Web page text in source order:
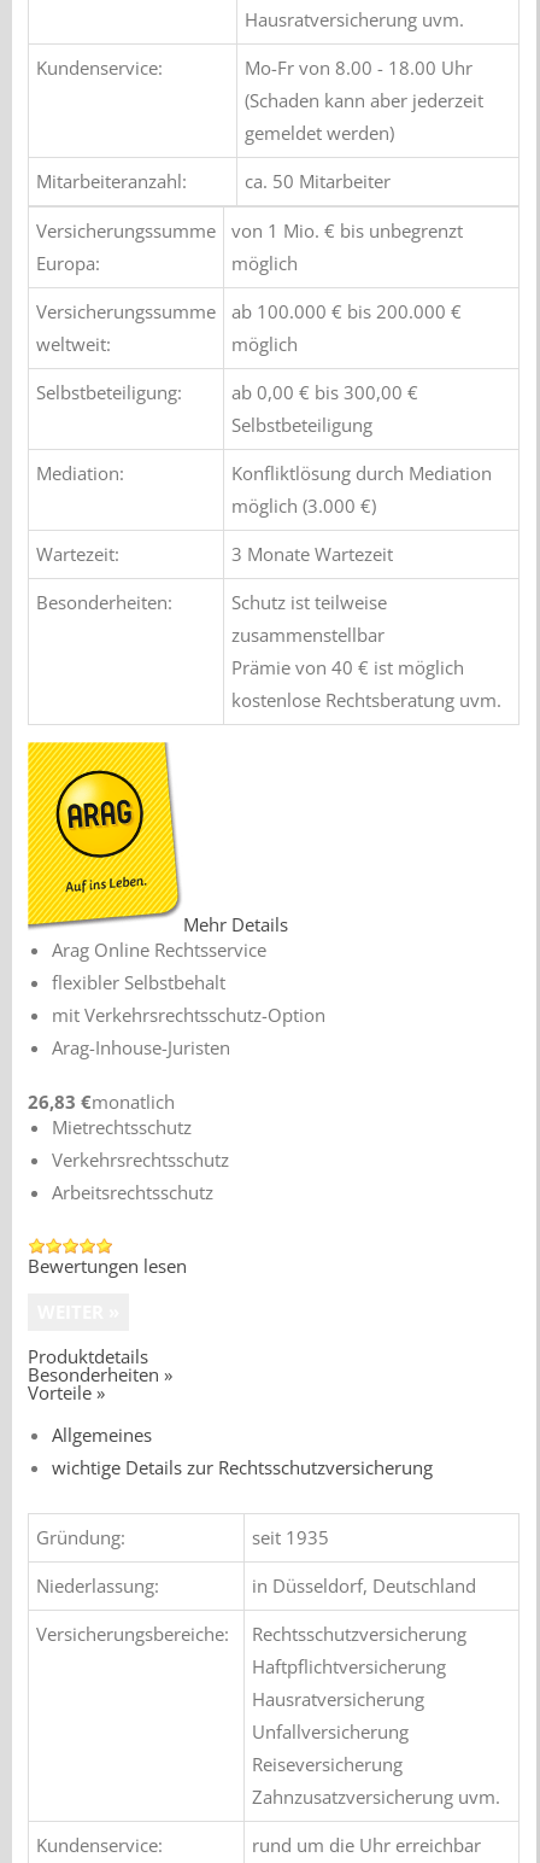
Hausratversicherung uvm.
Kundenservice:
Mo-Fr von 8.00 - 18.00 Uhr
(Schaden kann aber jederzeit
gemeldet werden)
Mitarbeiteranzahl:
ca. 50 Mitarbeiter
Versicherungssumme
Europa:
von 1 Mio. € bis unbegrenzt
möglich
Versicherungssumme
weltweit:
ab 100.000 € bis 200.000 €
möglich
Selbstbeteiligung:
ab 0,00 € bis 300,00 €
Selbstbeteiligung
Mediation:
Konfliktlösung durch Mediation
möglich (3.000 €)
Wartezeit:
3 Monate Wartezeit
Besonderheiten:
Schutz ist teilweise
zusammenstellbar
Prämie von 40 € ist möglich
kostenlose Rechtsberatung uvm.
Mehr Details
Arag Online Rechtsservice
flexibler Selbstbehalt
mit Verkehrsrechtsschutz-Option
Arag-Inhouse-Juristen
26,83 €monatlich
Mietrechtsschutz
Verkehrsrechtsschutz
Arbeitsrechtsschutz
Bewertungen lesen
Produktdetails
Besonderheiten »
Vorteile »
Allgemeines
wichtige Details zur Rechtsschutzversicherung
Gründung:
seit 1935
Niederlassung:
in Düsseldorf, Deutschland
Versicherungsbereiche:
Rechtsschutzversicherung
Haftpflichtversicherung
Hausratversicherung
Unfallversicherung
Reiseversicherung
Zahnzusatzversicherung uvm.
Kundenservice:
rund um die Uhr erreichbar